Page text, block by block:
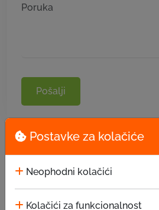
Postavke za kolačiće
Neophodni kolačići
Kolačići za funkcionalnost
Pošalji